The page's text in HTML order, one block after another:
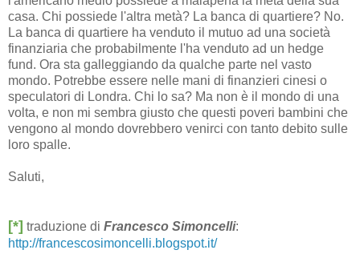
casa. Chi possiede l'altra metà? La banca di quartiere? No.
La banca di quartiere ha venduto il mutuo ad una società
finanziaria che probabilmente l'ha venduto ad un hedge
fund. Ora sta galleggiando da qualche parte nel vasto
mondo. Potrebbe essere nelle mani di finanzieri cinesi o
speculatori di Londra. Chi lo sa? Ma non è il mondo di una
volta, e non mi sembra giusto che questi poveri bambini che
vengono al mondo dovrebbero venirci con tanto debito sulle
loro spalle.
Saluti,
[*] traduzione di Francesco Simoncelli:
http://francescosimoncelli.blogspot.it/